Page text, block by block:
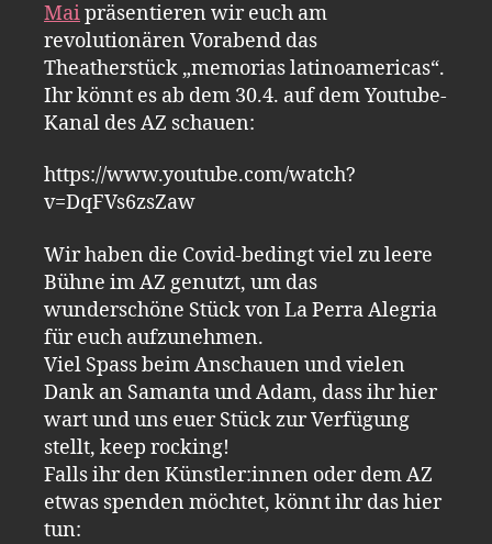
Maipräsentieren wir euch am
revolutionären Vorabend das
Theatherstück „memorias latinoamericas“.
Ihr könnt es ab dem 30.4. auf dem Youtube-
Kanal des AZ schauen:
https://www.youtube.com/watch?
v=DqFVs6zsZaw
Wir haben die Covid-bedingt viel zu leere
Bühne im AZ genutzt, um das
wunderschöne Stück von La Perra Alegria
für euch aufzunehmen.
Viel Spass beim Anschauen und vielen
Dank an Samanta und Adam, dass ihr hier
wart und uns euer Stück zur Verfügung
stellt, keep rocking!
Falls ihr den Künstler:innen oder dem AZ
etwas spenden möchtet, könnt ihr das hier
tun: